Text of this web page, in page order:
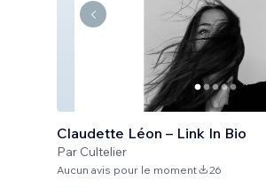
Claudette Léon – Link In Bio
Par Cultelier
Aucun avis pour le moment 26